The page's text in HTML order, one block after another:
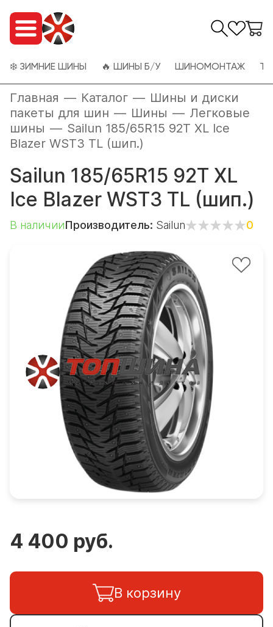
❄️ ЗИМНИЕ ШИНЫ 🔥 ШИНЫ Б/У ШИНОМОНТАЖ
Главная — Каталог — Шины и диски
пакеты для шин — Шины — Легковые
шины — Sailun 185/65R15 92T XL Ice
Blazer WST3 TL (шип.)
Sailun 185/65R15 92T XL
Ice Blazer WST3 TL (шип.)
В наличииПроизводитель: Sailun 0
4 400 руб.
В корзину